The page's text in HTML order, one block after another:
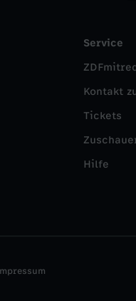
Service
Kontakt
Tickets
Hilfe